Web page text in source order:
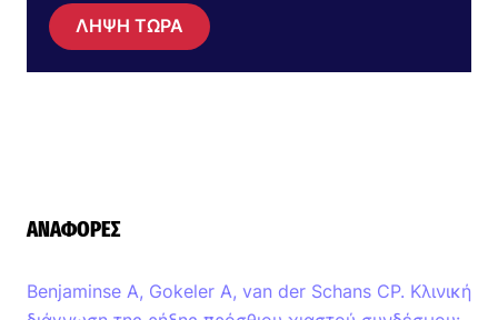
ΛΗΨΗ ΤΩΡΑ
ΑΝΑΦΟΡΈΣ
Benjaminse A, Gokeler A, van der Schans CP. Κλινική